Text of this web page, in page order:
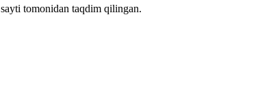
sayti tomonidan taqdim qilingan.